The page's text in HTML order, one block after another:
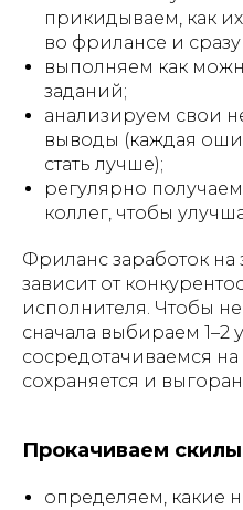
прикидываем, как
во фрилансе и сразу
выполняем как
заданий;
анализируем свои
выводы (каждая
стать лучше);
регулярно
коллег, чтобы
Фриланс заработок
зависит от
исполнителя. Чтобы не
сначала выбираем 1–2
сосредотачиваемся на
сохраняется и
Прокачиваем
определяем, какие